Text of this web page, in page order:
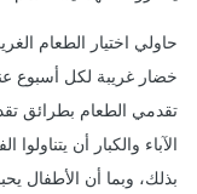
حاولي اختيار الطعام
خضار غريبة لكل أسبوع
تقدمي الطعام بطرائق
الآباء والكبار أن
بذلك، وبما أن الأطفال